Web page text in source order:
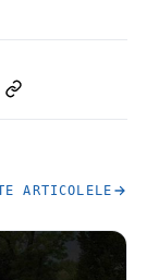
ARTICOLELE